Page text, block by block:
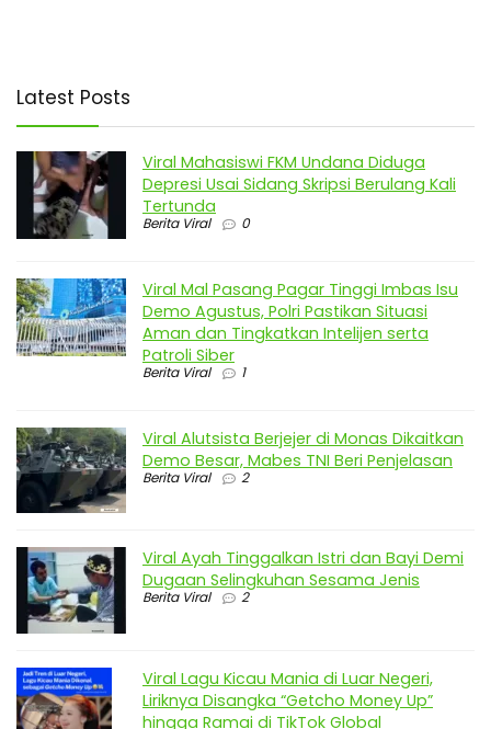
Latest Posts
Viral Mahasiswi FKM Undana Diduga
Depresi Usai Sidang Skripsi Berulang Kali
Tertunda
Berita Viral 0
Viral Mal Pasang Pagar Tinggi Imbas Isu
Demo Agustus, Polri Pastikan Situasi
Aman dan Tingkatkan Intelijen serta
Patroli Siber
Berita Viral 1
Viral Alutsista Berjejer di Monas Dikaitkan
Demo Besar, Mabes TNI Beri Penjelasan
Berita Viral 2
Viral Ayah Tinggalkan Istri dan Bayi Demi
Dugaan Selingkuhan Sesama Jenis
Berita Viral 2
Viral Lagu Kicau Mania di Luar Negeri,
Liriknya Disangka “Getcho Money Up”
hingga Ramai di TikTok Global